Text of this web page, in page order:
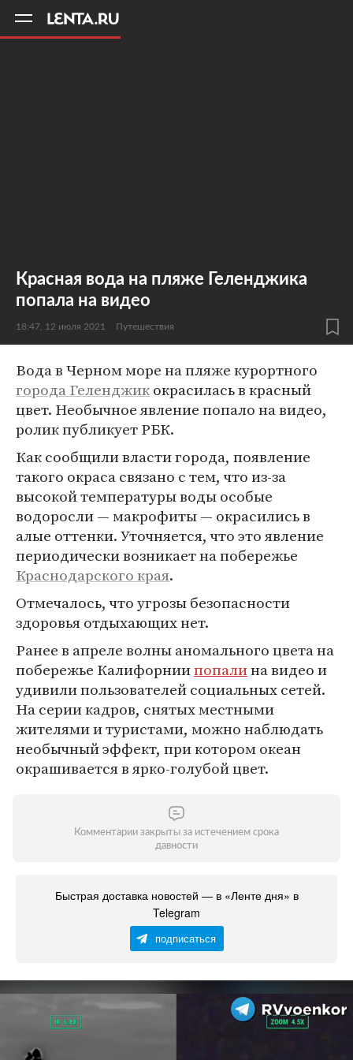
Красная вода на пляже Геленджика
попала на видео
18:47, 12 июля 2021 Путешествия
Вода в Черном море на пляже курортного
города Геленджикокрасилась в красный
цвет. Необычное явление попало на видео,
ролик публикует РБК.
Как сообщили власти города, появление
такого окраса связано с тем, что из-за
высокой температуры воды особые
водоросли — макрофиты — окрасились в
алые оттенки. Уточняется, что это явление
периодически возникает на побережье
Краснодарского края.
Отмечалось, что угрозы безопасности
здоровья отдыхающих нет.
Ранее в апреле волны аномального цвета на
побережье Калифорниипопалина видео и
удивили пользователей социальных сетей.
На серии кадров, снятых местными
жителями и туристами, можно наблюдать
необычный эффект, при котором океан
окрашивается в ярко-голубой цвет.
Комментарии закрыты за истечением срока
давности
Быстрая доставка новостей — в «Ленте дня» в
Telegram
подписаться